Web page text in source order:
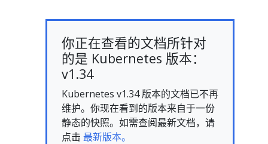
你正在查看的文档所针对
的是 Kubernetes 版本：
v1.34
Kubernetes v1.34 版本的文档已不再
维护。你现在看到的版本来自于一份
静态的快照。如需查阅最新文档，请
点击 最新版本。